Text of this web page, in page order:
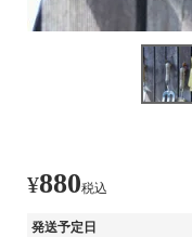
¥880税込
発送予定日